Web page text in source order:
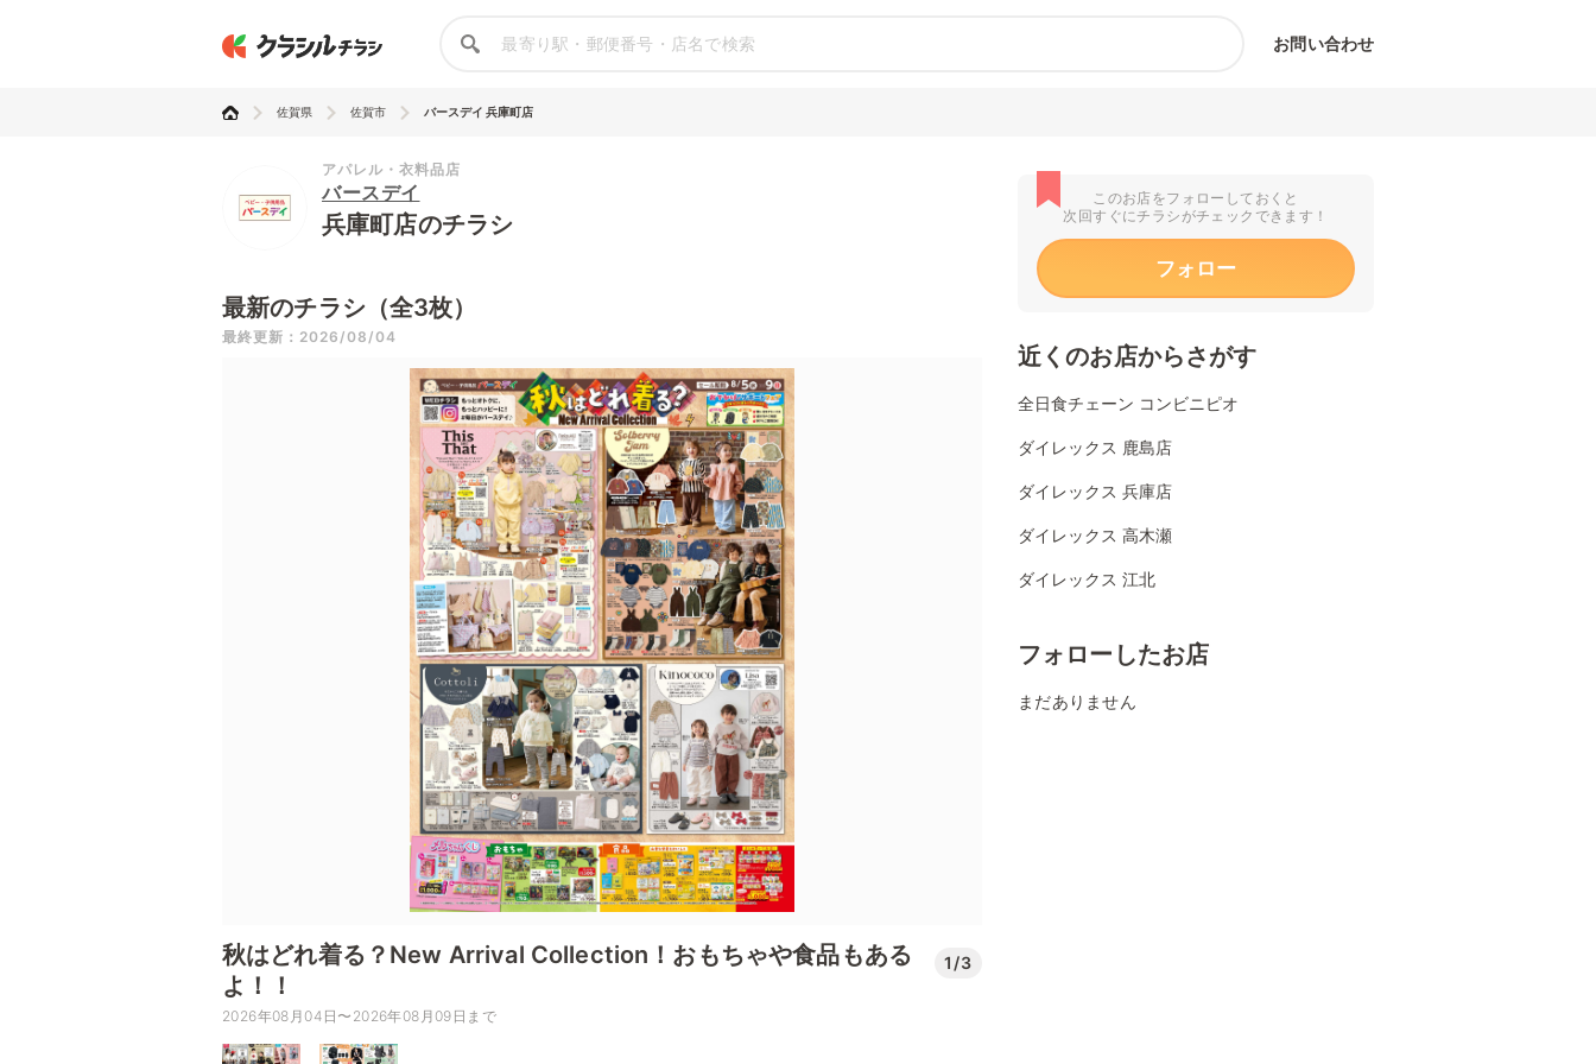
お問い合わせ
佐賀県 佐賀市 バースデイ 兵庫町店
アパレル・衣料品店
バースデイ
兵庫町店のチラシ
最新のチラシ（全3枚）
最終更新：2026/08/04
秋はどれ着る？New Arrival Collection！おもちゃや食品もある
よ！！
1/3
2026年08月04日〜2026年08月09日まで
このお店をフォローしておくと
次回すぐにチラシがチェックできます！
フォロー
近くのお店からさがす
全日食チェーン コンビニピオ
ダイレックス 鹿島店
ダイレックス 兵庫店
ダイレックス 高木瀬
ダイレックス 江北
フォローしたお店
まだありません